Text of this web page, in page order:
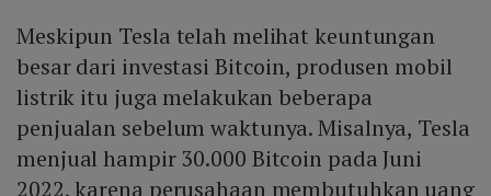
Meskipun Tesla telah melihat keuntungan
besar dari investasi Bitcoin, produsen mobil
listrik itu juga melakukan beberapa
penjualan sebelum waktunya. Misalnya, Tesla
menjual hampir 30.000 Bitcoin pada Juni
2022, karena perusahaan membutuhkan uang